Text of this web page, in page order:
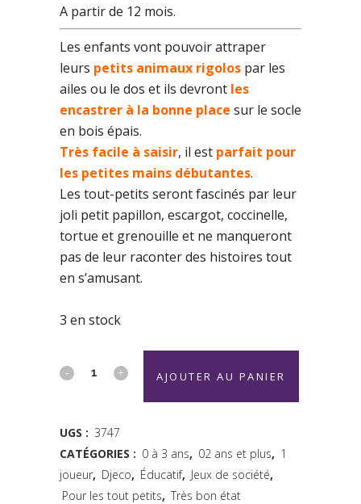
A partir de 12 mois.
Les enfants vont pouvoir attraper
leurs petits animaux rigolos par les
ailes ou le dos et ils devront les
encastrer à la bonne place sur le socle
en bois épais.
Très facile à saisir, il est parfait pour
les petites mains débutantes.
Les tout-petits seront fascinés par leur
joli petit papillon, escargot, coccinelle,
tortue et grenouille et ne manqueront
pas de leur raconter des histoires tout
en s’amusant.
3 en stock
Puzzle
Lilo
-
Djeco
AJOUTER AU PANIER
UGS : 3747
CATÉGORIES : 0 à 3 ans, 02 ans et plus, 1
joueur, Djeco, Éducatif, Jeux de société,
Pour les tout petits, Très bon état